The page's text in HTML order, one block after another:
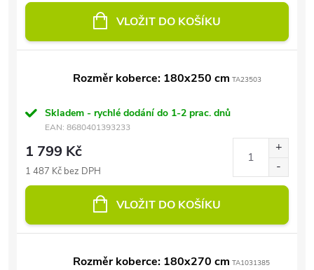
VLOŽIT DO KOŠÍKU
Rozměr koberce: 180x250 cm TA23503
Skladem - rychlé dodání do 1-2 prac. dnů
EAN: 8680401393233
1 799 Kč
1 487 Kč bez DPH
VLOŽIT DO KOŠÍKU
Rozměr koberce: 180x270 cm TA1031385